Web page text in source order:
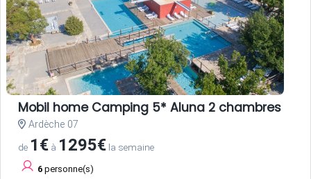
Mobil home Camping 5* Aluna 2 chambres
Ardèche 07
de 1€ à 1295€ la semaine
6 personne(s)